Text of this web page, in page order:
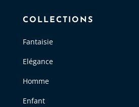
COLLECTIONS
Fantaisie
Elégance
Homme
Enfant